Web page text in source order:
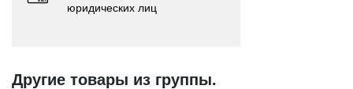
юридических лиц
Другие товары из группы.